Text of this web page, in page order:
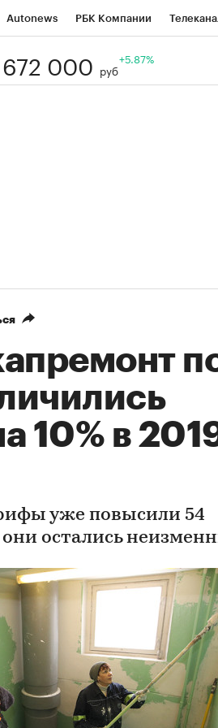
Autonews РБК Компании
Национальные проекты
000 руб
+5.87%
10% в
уже повысили 54
они остались